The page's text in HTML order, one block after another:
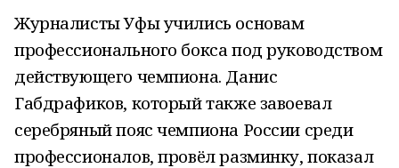
Журналисты Уфы учились основам
профессионального бокса под руководством
действующего чемпиона. Данис
Габдрафиков, который также завоевал
серебряный пояс чемпиона России среди
профессионалов, провёл разминку, показал